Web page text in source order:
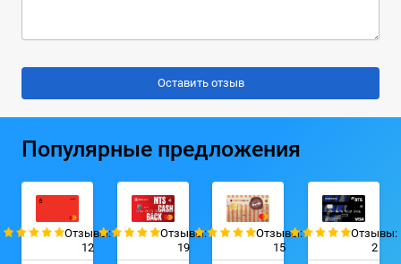
Популярные предложения
Отзывы:
12
Отзывы:
19
Отзывы:
15
Отзывы:
2